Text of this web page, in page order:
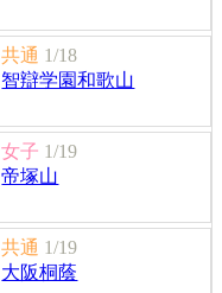
共通 1/18
智辯学園和歌山
女子 1/19
帝塚山
共通 1/19
大阪桐蔭